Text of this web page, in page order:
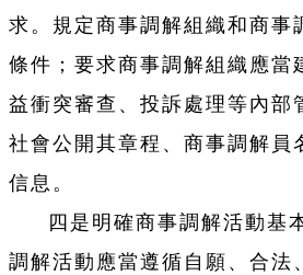
求。規定商事調解組織和商事
條件；要求商事調解組織應當
益衝突審查、投訴處理等內部
社會公開其章程、商事調解員
信息。
四是明確商事調解活動基
調解活動應當遵循自願、合法